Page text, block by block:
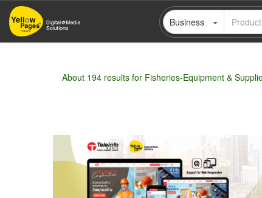
Skip
main
Business
About 194 results for Fisheries-Equipment &
Wholesale Retail Manufacturer